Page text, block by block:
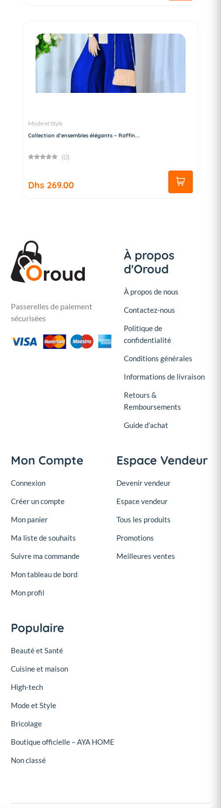
Mode et Style
Collection d’ensembles élégants – Raffin...
(0)
Dhs 269.00
Passerelles de paiement
sécurisées
À propos
d'Oroud
À propos de nous
Contactez-nous
Politique de
confidentialité
Conditions générales
Informations de livraison
Retours &
Remboursements
Guide d'achat
Mon Compte
Connexion
Créer un compte
Mon panier
Ma liste de souhaits
Suivre ma commande
Mon tableau de bord
Mon profil
Espace Vendeur
Devenir vendeur
Espace vendeur
Tous les produits
Promotions
Meilleures ventes
Populaire
Beauté et Santé
Cuisine et maison
High-tech
Mode et Style
Bricolage
Boutique officielle – AYA HOME
Non classé